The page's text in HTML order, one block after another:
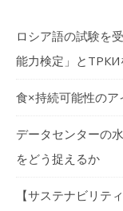
ロシア語の試験を
能力検定」とТРКИ
食×持続可能性のア
データセンターの
をどう捉えるか
【サステナビリテ